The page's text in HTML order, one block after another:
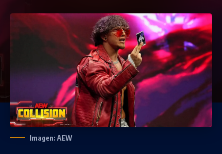
Imagen: AEW